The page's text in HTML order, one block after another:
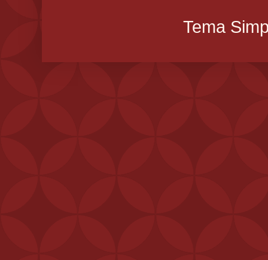
Tema